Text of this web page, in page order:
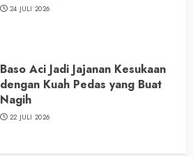
24 JULI 2026
Baso Aci Jadi Jajanan Kesukaan
dengan Kuah Pedas yang Buat
Nagih
22 JULI 2026